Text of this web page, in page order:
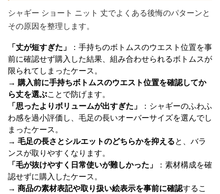
シャギー ショート ニット 丈でよくある後悔のパターンと
その原因を整理します。
「丈が短すぎた」
：手持ちのボトムスのウエスト位置を事
前に確認せず購入した結果、組み合わせられるボトムスが
限られてしまったケース。
→ 購入前に手持ちボトムスのウエスト位置を確認してか
ら丈を選ぶことで防げます。
「思ったよりボリュームが出すぎた」
：シャギーのふわふ
わ感を過小評価し、毛足の長いオーバーサイズを選んでし
まったケース。
→ 毛足の長さとシルエットのどちらかを抑えると、バラ
ンスが取りやすくなります。
「毛が抜けやすく日常使いが難しかった」
：素材構成を確
認せずに購入したケース。
→ 商品の素材表記や取り扱い絵表示を事前に確認するこ